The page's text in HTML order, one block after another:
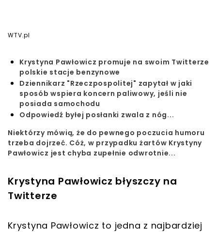
WTV.pl
Krystyna Pawłowicz promuje na swoim Twitterze
polskie stacje benzynowe
Dziennikarz "Rzeczpospolitej" zapytał w jaki
sposób wspiera koncern paliwowy, jeśli nie
posiada samochodu
Odpowiedź byłej posłanki zwala z nóg...
Niektórzy mówią, że do pewnego poczucia humoru
trzeba dojrzeć. Cóż, w przypadku żartów Krystyny
Pawłowicz jest chyba zupełnie odwrotnie...
Krystyna Pawłowicz błyszczy na
Twitterze
Krystyna Pawłowicz to jedna z najbardziej